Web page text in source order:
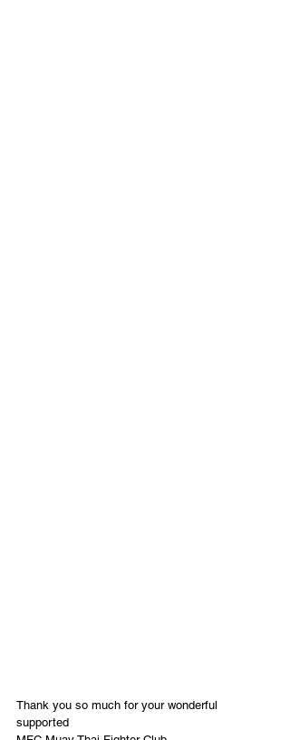
Thank you so much for your wonderful
supported